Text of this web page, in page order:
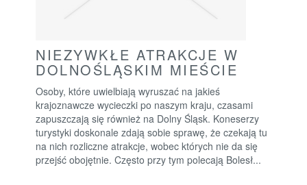
NIEZYWKŁE ATRAKCJE W
DOLNOŚLĄSKIM MIEŚCIE
Osoby, które uwielbiają wyruszać na jakieś
krajoznawcze wycieczki po naszym kraju, czasami
zapuszczają się również na Dolny Śląsk. Koneserzy
turystyki doskonale zdają sobie sprawę, że czekają tu
na nich rozliczne atrakcje, wobec których nie da się
przejść obojętnie. Często przy tym polecają Bolesł...